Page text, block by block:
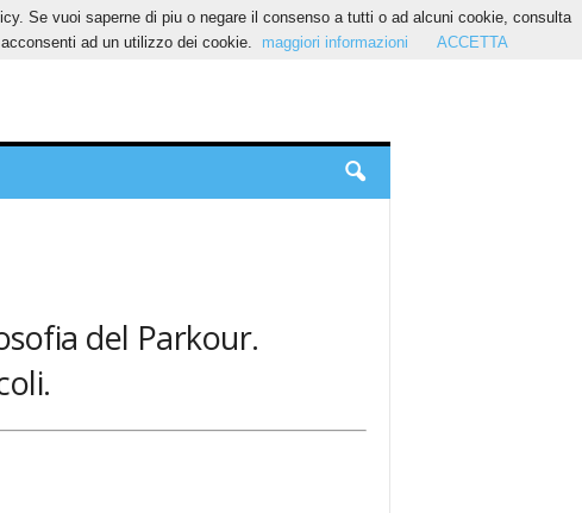
del Parkour.
Se vuoi saperne di piu o negare il consenso a tutti o ad alcuni cookie, consulta
ad un utilizzo dei cookie.
maggiori informazioni ACCETTA